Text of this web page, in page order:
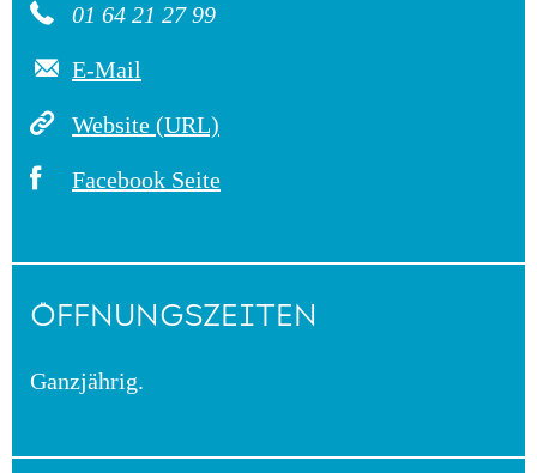
01 64 21 27 99
E-Mail
Website (URL)
Facebook Seite
ÖFFNUNGSZEITEN
Ganzjährig.